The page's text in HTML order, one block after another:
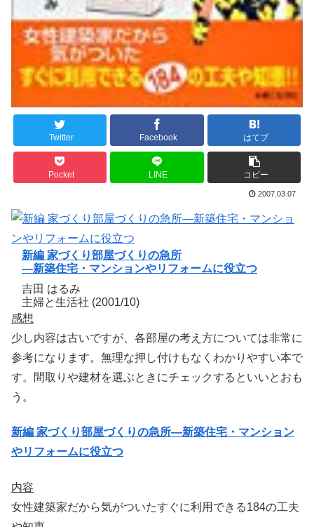
Twitter Facebook はてブ
Pocket LINE コピー
2007.03.07
新編 家づくり部屋づくりの急所
―新築住宅・マンションやリフォームに役立つ
吉田 はるみ
主婦と生活社 (2001/10)
感想
少し内容は古いですが、各部屋の考え方については非常に
参考になります。無理な押し付けもなくわかりやすい本で
す。間取りや建材を選ぶときにチェックするといいとおも
う。
新編 家づくり部屋づくりの急所―新築住宅・マンション
やリフォームに役立つ
内容
女性建築家だから気がついたすぐに利用できる184の工夫